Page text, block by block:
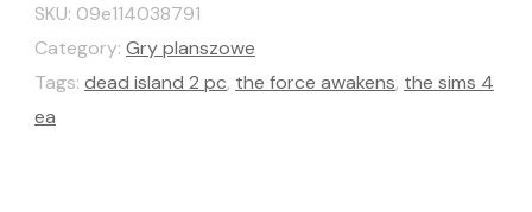
SKU: 09e114038791
Category: Gry planszowe
Tags: dead island 2 pc, the force awakens, the sims 4
ea